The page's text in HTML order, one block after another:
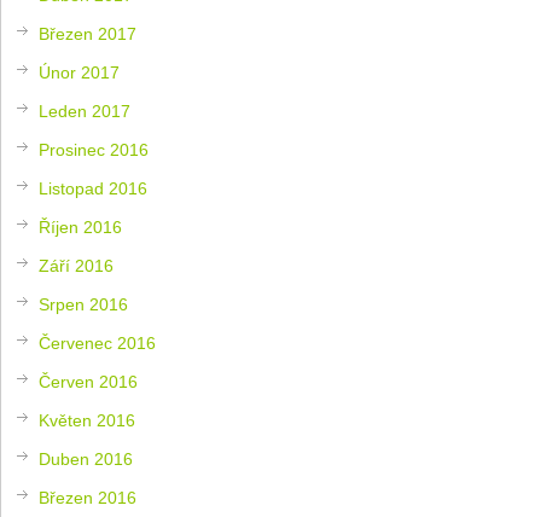
Březen 2017
Únor 2017
Leden 2017
Prosinec 2016
Listopad 2016
Říjen 2016
Září 2016
Srpen 2016
Červenec 2016
Červen 2016
Květen 2016
Duben 2016
Březen 2016